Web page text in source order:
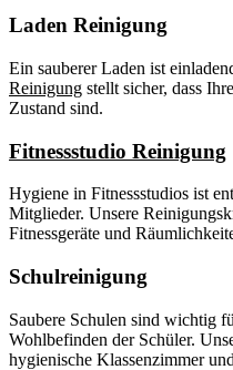
Laden Reinigung
Ein sauberer Laden ist
Reinigung stellt sicher, dass
Zustand sind.
Fitnessstudio Reinigung
Hygiene in Fitnessstudios ist
Mitglieder. Unsere
Fitnessgeräte und
Schulreinigung
Saubere Schulen sind wichtig
Wohlbefinden der Schüler.
hygienische Klassenzimmer